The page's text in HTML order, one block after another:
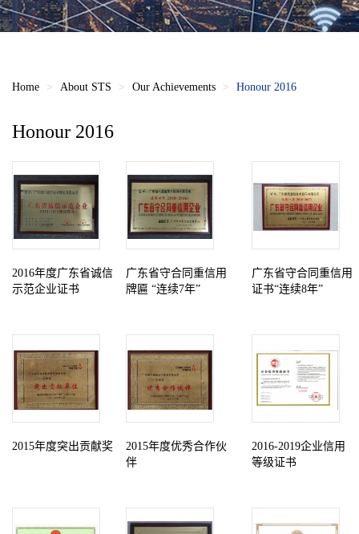
Home About STS Our Achievements Honour 2016
Honour 2016
2016年度广东省诚信
示范企业证书
广东省守合同重信用
牌匾 “连续7年”
广东省守合同重信用
证书“连续8年”
2015年度突出贡献奖
2015年度优秀合作伙
伴
2016-2019企业信用
等级证书